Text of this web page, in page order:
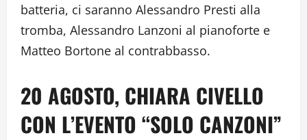
batteria, ci saranno Alessandro Presti alla
tromba, Alessandro Lanzoni al pianoforte e
Matteo Bortone al contrabbasso.
20 AGOSTO, CHIARA CIVELLO
CON L’EVENTO “SOLO CANZONI”